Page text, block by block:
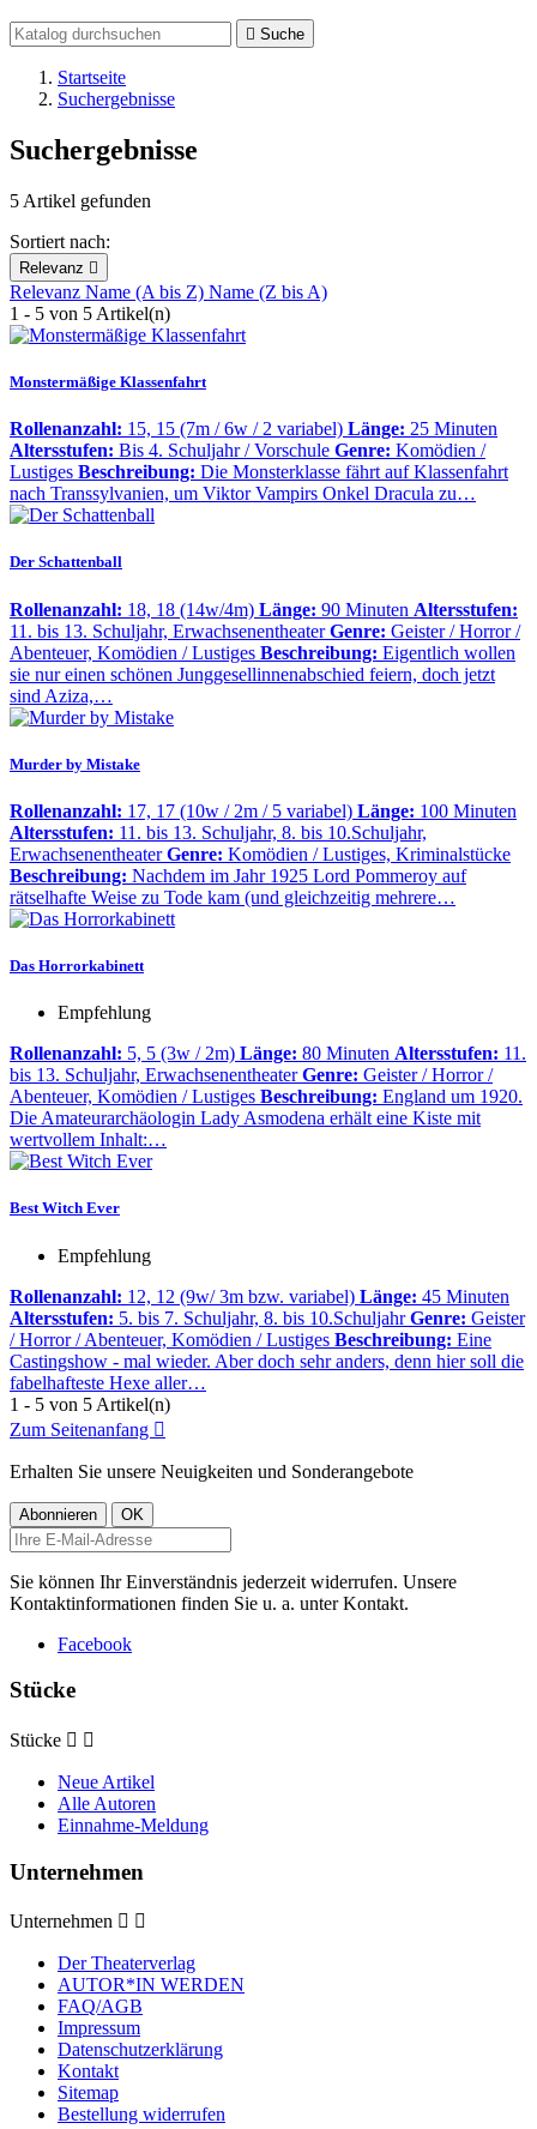
 Suche
Startseite
Suchergebnisse
Suchergebnisse
5 Artikel gefunden
Sortiert nach:
Relevanz 
Relevanz Name (A bis Z) Name (Z bis A)
1 - 5 von 5 Artikel(n)
Monstermäßige Klassenfahrt
Rollenanzahl: 15, 15 (7m / 6w / 2 variabel) Länge: 25 Minuten
Altersstufen: Bis 4. Schuljahr / Vorschule Genre: Komödien /
Lustiges Beschreibung: Die Monsterklasse fährt auf Klassenfahrt
nach Transsylvanien, um Viktor Vampirs Onkel Dracula zu…
Der Schattenball
Rollenanzahl: 18, 18 (14w/4m) Länge: 90 Minuten Altersstufen:
11. bis 13. Schuljahr, Erwachsenentheater Genre: Geister / Horror /
Abenteuer, Komödien / Lustiges Beschreibung: Eigentlich wollen
sie nur einen schönen Junggesellinnenabschied feiern, doch jetzt
sind Aziza,…
Murder by Mistake
Rollenanzahl: 17, 17 (10w / 2m / 5 variabel) Länge: 100 Minuten
Altersstufen: 11. bis 13. Schuljahr, 8. bis 10.Schuljahr,
Erwachsenentheater Genre: Komödien / Lustiges, Kriminalstücke
Beschreibung: Nachdem im Jahr 1925 Lord Pommeroy auf
rätselhafte Weise zu Tode kam (und gleichzeitig mehrere…
Das Horrorkabinett
Empfehlung
Rollenanzahl: 5, 5 (3w / 2m) Länge: 80 Minuten Altersstufen: 11.
bis 13. Schuljahr, Erwachsenentheater Genre: Geister / Horror /
Abenteuer, Komödien / Lustiges Beschreibung: England um 1920.
Die Amateurarchäologin Lady Asmodena erhält eine Kiste mit
wertvollem Inhalt:…
Best Witch Ever
Empfehlung
Rollenanzahl: 12, 12 (9w/ 3m bzw. variabel) Länge: 45 Minuten
Altersstufen: 5. bis 7. Schuljahr, 8. bis 10.Schuljahr Genre: Geister
/ Horror / Abenteuer, Komödien / Lustiges Beschreibung: Eine
Castingshow - mal wieder. Aber doch sehr anders, denn hier soll die
fabelhafteste Hexe aller…
1 - 5 von 5 Artikel(n)
Zum Seitenanfang 
Erhalten Sie unsere Neuigkeiten und Sonderangebote
Sie können Ihr Einverständnis jederzeit widerrufen. Unsere
Kontaktinformationen finden Sie u. a. unter Kontakt.
Facebook
Stücke
Stücke  
Neue Artikel
Alle Autoren
Einnahme-Meldung
Unternehmen
Unternehmen  
Der Theaterverlag
AUTOR*IN WERDEN
FAQ/AGB
Impressum
Datenschutzerklärung
Kontakt
Sitemap
Bestellung widerrufen